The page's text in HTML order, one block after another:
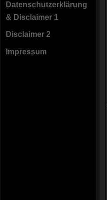
Datenschutzerklärung
& Disclaimer 1
Disclaimer 2
Impressum